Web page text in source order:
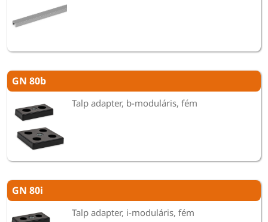
GN 80b
Talp adapter, b-moduláris, fém
GN 80i
Talp adapter, i-moduláris, fém